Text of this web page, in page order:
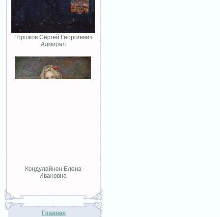
Горшков Сергей Георгиевич
Адмирал
Кондулайнен Елена
Ивановна
Главная